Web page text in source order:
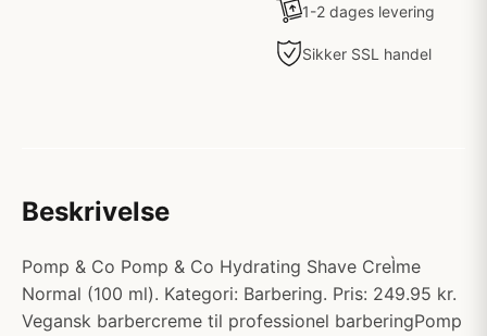
1-2 dages levering
Sikker SSL handel
Beskrivelse
Pomp & Co Pomp & Co Hydrating Shave CreÌme
Normal (100 ml). Kategori: Barbering. Pris: 249.95 kr.
Vegansk barbercreme til professionel barberingPomp